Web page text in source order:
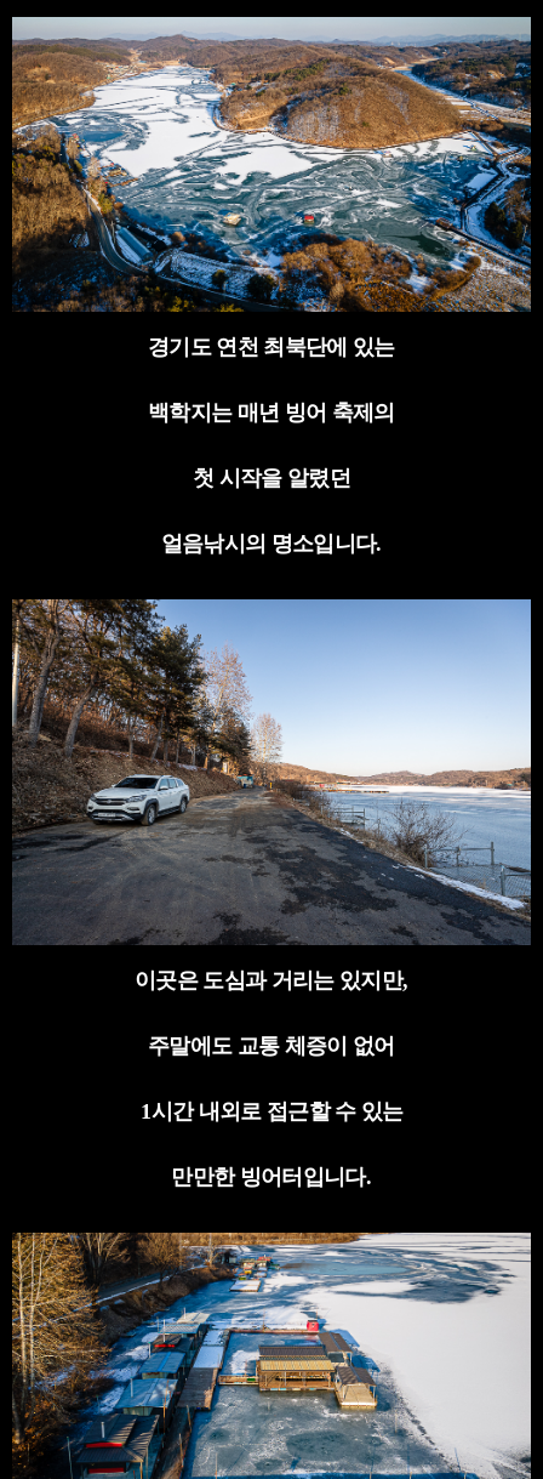
경기도 연천 최북단에 있는
백학지는 매년 빙어 축제의
첫 시작을 알렸던
얼음낚시의 명소입니다.
이곳은 도심과 거리는 있지만,
주말에도 교통 체증이 없어
1시간 내외로 접근할 수 있는
만만한 빙어터입니다.